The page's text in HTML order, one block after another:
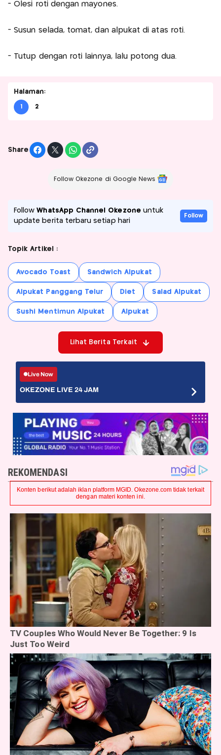
- Olesi roti dengan mayones.
- Susun selada, tomat, dan alpukat di atas roti.
- Tutup dengan roti lainnya, lalu potong dua.
Halaman:
1 2
Share
Follow Okezone di Google News
FollowWhatsApp Channel Okezone untuk
update berita terbaru setiap hari
Follow
Topik Artikel :
Avocado Toast Sandwich Alpukat
Alpukat Panggang Telur Diet Salad Alpukat
Sushi Mentimun Alpukat Alpukat
Lihat Berita Terkait
Live Now
OKEZONE LIVE 24 JAM